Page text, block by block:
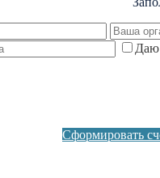
Даю
Сформировать